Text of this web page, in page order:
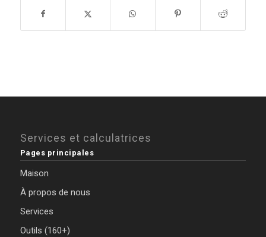
Services et calculatrices
Pages principales
Maison
À propos de nous
Services
Outils (160+)